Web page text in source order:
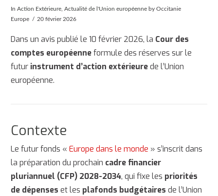
InAction Extérieure ,Actualité de l'Union européenne by Occitanie
Europe
20 février 2026
Dans un avis publié le 10 février 2026, la Cour des
comptes européenne formule des réserves sur le
futur instrument d’action extérieurede l’Union
européenne.
Contexte
Le futur fonds «Europe dans le monde » s’inscrit dans
la préparation du prochain cadre financier
pluriannuel (CFP) 2028-2034, qui fixe les priorités
de dépenses et les plafonds budgétaires de l’Union